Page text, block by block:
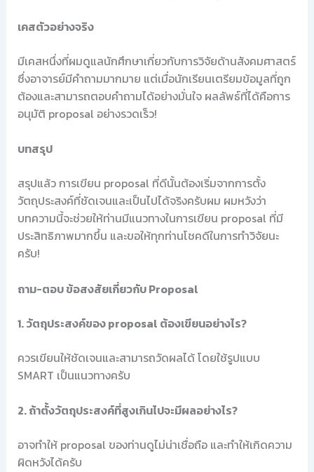
เคสตัวอย่างจริง
มีเคสหนึ่งที่ผมดูแลนักศึกษาเกี่ยวกับการวิจัยด้านสังคมศาสตร์
ซึ่งอาจารย์มีคำถามมากมาย แต่เมื่อนักเรียนเตรียมข้อมูลที่ถูก
ต้องและสามารถตอบคำถามได้อย่างมั่นใจ ผลลัพธ์ที่ได้คือการ
อนุมัติ proposal อย่างรวดเร็ว!
บทสรุป
สรุปแล้ว การเขียน proposal ที่ดีนั้นต้องเริ่มจากการตั้ง
วัตถุประสงค์ที่ชัดเจนและเป็นไปได้จริงครับผม ผมหวังว่า
บทความนี้จะช่วยให้ท่านมีแนวทางในการเขียน proposal ที่มี
ประสิทธิภาพมากขึ้น และขอให้ทุกท่านโชคดีในการทำวิจัยนะ
ครับ!
ถาม-ตอบ ข้อสงสัยเกี่ยวกับ Proposal
1. วัตถุประสงค์ของ proposal ต้องเขียนอย่างไร?
ควรเขียนให้ชัดเจนและสามารถวัดผลได้ โดยใช้รูปแบบ
SMART เป็นแนวทางครับ
2. ถ้าตั้งวัตถุประสงค์ที่สูงเกินไปจะมีผลอย่างไร?
อาจทำให้ proposal ของท่านดูไม่น่าเชื่อถือ และทำให้เกิดความ
ผิดหวังได้ครับ